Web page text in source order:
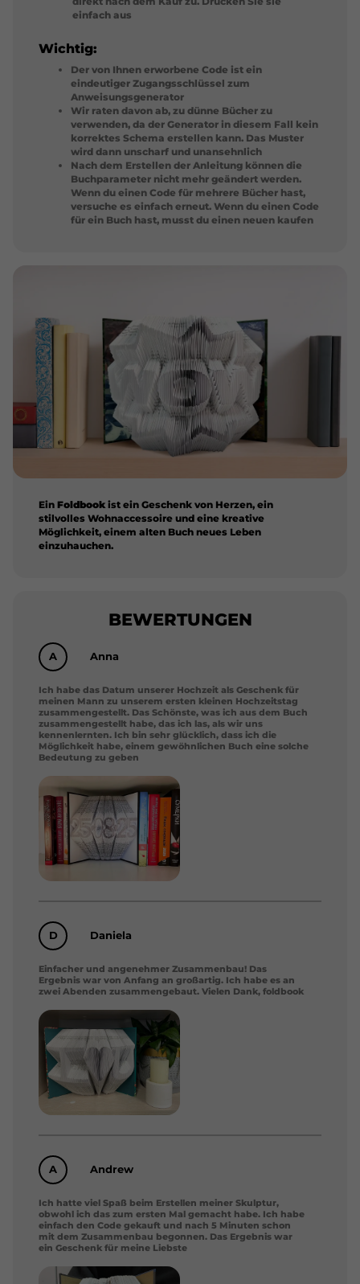
einfach aus
Wichtig:
Der von Ihnen erworbene Code ist ein
eindeutiger Zugangsschlüssel zum
Anweisungsgenerator
Wir raten davon ab, zu dünne Bücher zu
verwenden, da der Generator in diesem Fall kein
korrektes Schema erstellen kann. Das Muster
wird dann unscharf und unansehnlich
Nach dem Erstellen der Anleitung können die
Buchparameter nicht mehr geändert werden.
Wenn du einen Code für mehrere Bücher hast,
versuche es einfach erneut. Wenn du einen Code
für ein Buch hast, musst du einen neuen kaufen
Ein Foldbook ist ein Geschenk von Herzen, ein
stilvolles Wohnaccessoire und eine kreative
Möglichkeit, einem alten Buch neues Leben
einzuhauchen.
BEWERTUNGEN
A Anna
Ich habe das Datum unserer Hochzeit als Geschenk für
meinen Mann zu unserem ersten kleinen Hochzeitstag
zusammengestellt. Das Schönste, was ich aus dem Buch
zusammengestellt habe, das ich las, als wir uns
kennenlernten. Ich bin sehr glücklich, dass ich die
Möglichkeit habe, einem gewöhnlichen Buch eine solche
Bedeutung zu geben
D Daniela
Einfacher und angenehmer Zusammenbau! Das
Ergebnis war von Anfang an großartig. Ich habe es an
zwei Abenden zusammengebaut. Vielen Dank, foldbook
A Andrew
Ich hatte viel Spaß beim Erstellen meiner Skulptur,
obwohl ich das zum ersten Mal gemacht habe. Ich habe
einfach den Code gekauft und nach 5 Minuten schon
mit dem Zusammenbau begonnen. Das Ergebnis war
ein Geschenk für meine Liebste